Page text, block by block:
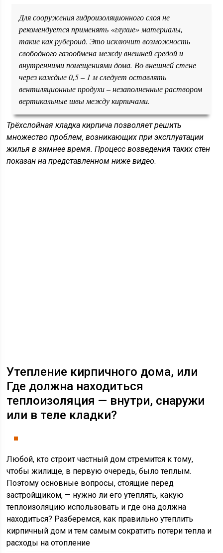
Для сооружения гидроизоляционного слоя не
рекомендуется применять «глухие» материалы,
такие как рубероид. Это исключит возможность
свободного газообмена между внешней средой и
внутренними помещениями дома. Во внешней стене
через каждые 0,5 – 1 м следует оставлять
вентиляционные продухи – незаполненные раствором
вертикальные швы между кирпичами.
Трёхслойная кладка кирпича позволяет решить
множество проблем, возникающих при эксплуатации
жилья в зимнее время. Процесс возведения таких стен
показан на представленном ниже видео.
Утепление кирпичного дома, или
Где должна находиться
теплоизоляция — внутри, снаружи
или в теле кладки?
Любой, кто строит частный дом стремится к тому,
чтобы жилище, в первую очередь, было теплым.
Поэтому основные вопросы, стоящие перед
застройщиком, — нужно ли его утеплять, какую
теплоизоляцию использовать и где она должна
находиться? Разберемся, как правильно утеплить
кирпичный дом и тем самым сократить потери тепла и
расходы на отопление